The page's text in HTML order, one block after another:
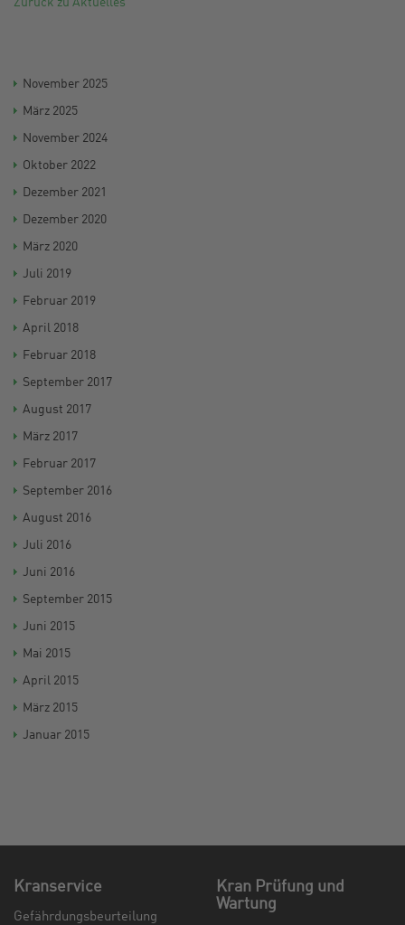
Zurück zu Aktuelles
November 2025
März 2025
November 2024
Oktober 2022
Dezember 2021
Dezember 2020
März 2020
Juli 2019
Februar 2019
April 2018
Februar 2018
September 2017
August 2017
März 2017
Februar 2017
September 2016
August 2016
Juli 2016
Juni 2016
September 2015
Juni 2015
Mai 2015
April 2015
März 2015
Januar 2015
Kranservice
Gefährdungsbeurteilung
Kran Prüfung und
Wartung